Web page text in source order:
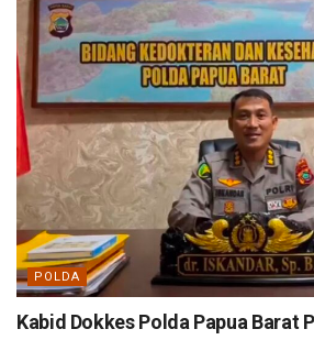
POLDA
Kabid Dokkes Polda Papua Barat